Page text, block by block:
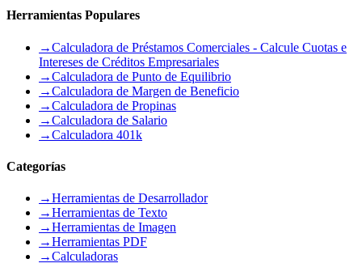
Herramientas Populares
→Calculadora de Préstamos Comerciales - Calcule Cuotas e
Intereses de Créditos Empresariales
→Calculadora de Punto de Equilibrio
→Calculadora de Margen de Beneficio
→Calculadora de Propinas
→Calculadora de Salario
→Calculadora 401k
Categorías
→Herramientas de Desarrollador
→Herramientas de Texto
→Herramientas de Imagen
→Herramientas PDF
→Calculadoras